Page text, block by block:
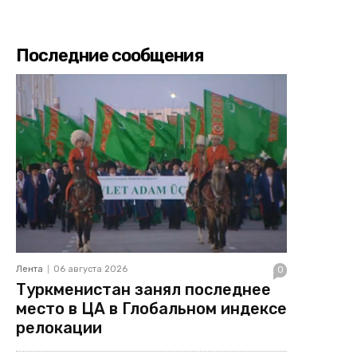
Последние сообщения
Лента 06 августа 2026 0
Туркменистан занял последнее
место в ЦА в Глобальном индексе
релокации